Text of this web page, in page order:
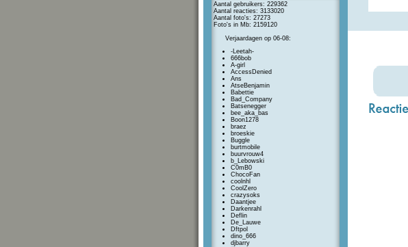
Aantal gebruikers: 229362
Aantal reacties: 3133020
Aantal foto's: 27273
Foto's in Mb: 2159120
Verjaardagen op 06-08:
-Leetah-
666bob
A-girl
AccessDenied
Ans
AtseBenjamin
Babettie
Bad_Company
Batsenegger
bee_aka_bas
Boon1278
braez
broeskie
Buggle
burtmobile
buurvrouw4
b_Lebowski
C0mB0
ChocoFan
coolnhl
CoolZero
crazysoks
Daantjee
Darkenrahl
Deflin
De_Lauwe
Dftpol
dino_666
djbarry